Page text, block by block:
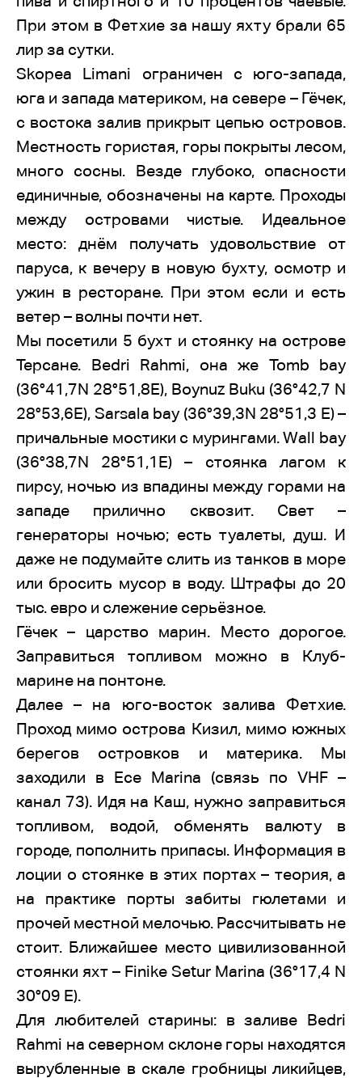
При этом в Фетхие за нашу яхту брали 65
лир за сутки.
Skopea Limani ограничен с юго-запада,
юга и запада материком, на севере – Гёчек,
с востока залив прикрыт цепью островов.
Местность гористая, горы покрыты лесом,
много сосны. Везде глубоко, опасности
единичные, обозначены на карте. Проходы
между островами чистые. Идеальное
место: днём получать удовольствие от
паруса, к вечеру в новую бухту, осмотр и
ужин в ресторане. При этом если и есть
ветер – волны почти нет.
Мы посетили 5 бухт и стоянку на острове
Терсане. Bedri Rahmi, она же Tomb bay
(36°41,7N 28°51,8E), Boynuz Buku (36°42,7 N
28°53,6E), Sarsala bay (36°39,3N 28°51,3 E) –
причальные мостики с мурингами. Wall bay
(36°38,7N 28°51,1E) – стоянка лагом к
пирсу, ночью из впадины между горами на
западе прилично сквозит. Свет –
генераторы ночью; есть туалеты, душ. И
даже не подумайте слить из танков в море
или бросить мусор в воду. Штрафы до 20
тыс. евро и слежение серьёзное.
Гёчек – царство марин. Место дорогое.
Заправиться топливом можно в Клуб-
марине на понтоне.
Далее – на юго-восток залива Фетхие.
Проход мимо острова Кизил, мимо южных
берегов островков и материка. Мы
заходили в Ece Marina (связь по VHF –
канал 73). Идя на Каш, нужно заправиться
топливом, водой, обменять валюту в
городе, пополнить припасы. Информация в
лоции о стоянке в этих портах – теория, а
на практике порты забиты гюлетами и
прочей местной мелочью. Рассчитывать не
стоит. Ближайшее место цивилизованной
стоянки яхт – Finike Setur Marina (36°17,4 N
30°09 E).
Для любителей старины: в заливе Bedri
Rahmi на северном склоне горы находятся
вырубленные в скале гробницы ликийцев,